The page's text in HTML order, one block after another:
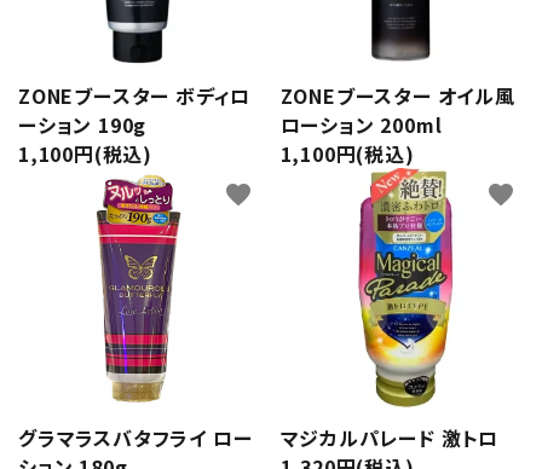
ZONEブースター ボディロ
ーション 190g
1,100円(税込)
ZONEブースター オイル風
ローション 200ml
1,100円(税込)
グラマラスバタフライ ロー
favorite
マジカルパレード 激トロ
favorite